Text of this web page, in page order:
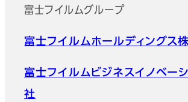
富士フイルムグループ
富士フイルムホールディングス
富士フイルムビジネスイノベー
社